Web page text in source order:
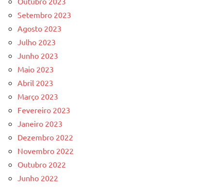
Setembro 2023
Agosto 2023
Julho 2023
Junho 2023
Maio 2023
Abril 2023
Março 2023
Fevereiro 2023
Janeiro 2023
Dezembro 2022
Novembro 2022
Outubro 2022
Junho 2022